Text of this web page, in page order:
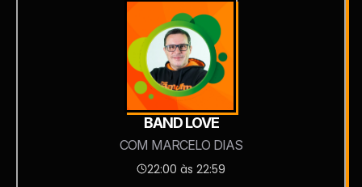
BAND LOVE
COM MARCELO DIAS
22:00 às 22:59